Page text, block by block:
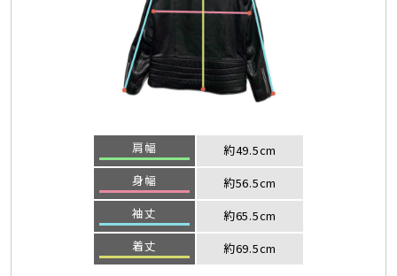
肩幅
約49.5cm
身幅
約56.5cm
袖丈
約65.5cm
着丈
約69.5cm